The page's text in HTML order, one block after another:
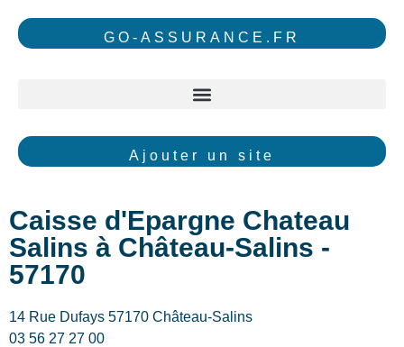
GO-ASSURANCE.FR
Ajouter un site
Caisse d'Epargne Chateau
Salins à Château-Salins -
57170
14 Rue Dufays 57170 Château-Salins
03 56 27 27 00